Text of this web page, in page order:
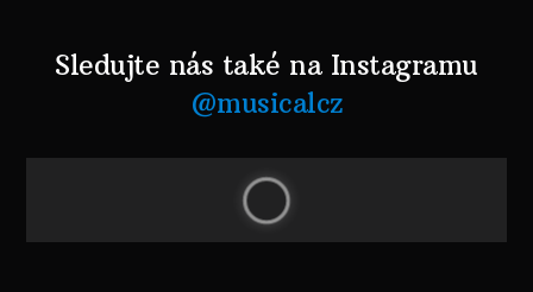
Sledujte nás také na Instagramu
@musicalcz